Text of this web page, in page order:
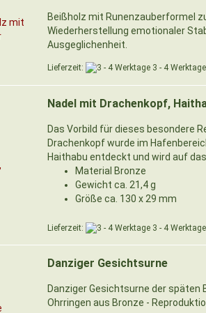
Beißholz mit Runenzauberformel
Wiederherstellung emotionaler
Ausgeglichenheit.
Lieferzeit: 3 - 4 Werktage
Nadel mit Drachenkopf,
Das Vorbild für dieses besondere
Drachenkopf wurde im
Haithabu entdeckt und wird auf
Material Bronze
Gewicht ca. 21,4 g
Größe ca. 130 x 29 mm
Lieferzeit: 3 - 4 Werktage
Danziger Gesichtsurne
Danziger Gesichtsurne der späten
Ohrringen aus Bronze -